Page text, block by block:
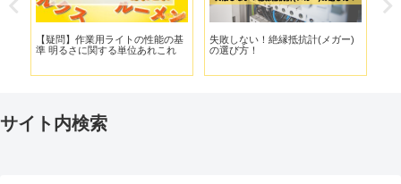
【疑問】作業用ライトの性能の基
準 明るさに関する単位あれこれ
失敗しない！絶縁抵抗計(メガー)
の選び方！
サイト内検索